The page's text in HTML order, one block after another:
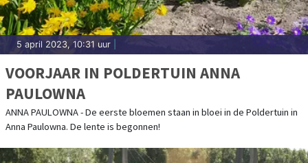
5 april 2023, 10:31 uur
VOORJAAR IN POLDERTUIN ANNA
PAULOWNA
ANNA PAULOWNA - De eerste bloemen staan in bloei in de Poldertuin in
Anna Paulowna. De lente is begonnen!